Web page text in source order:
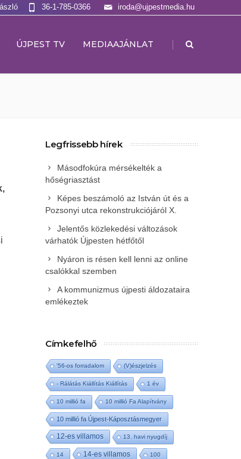
iroda@ujpestmedia.hu
36-1-785-0366
ÚJPEST TV MEDIAAJÁNLAT |
Legfrissebb hírek
Másodfokúra mérsékelték a
hőségriasztást
Képes beszámoló az István út és a
Pozsonyi utca rekonstrukciójáról X.
Jelentős közlekedési változások
várhatók Újpesten hétfőtől
Nyáron is résen kell lenni az online
csalókkal szemben
A kommunizmus újpesti áldozataira
emlékeztek
Címkefelhő
'56-os forradalom (V)észjelzés
- Rálátás Kiállítás Kiállítás 1 év
10 millió fa 10 millió Fa Alapítvány
10 millió fa Újpest-Káposztásmegyer
12-es villamos 13. havi nyugdíj
14 14-es villamos 100